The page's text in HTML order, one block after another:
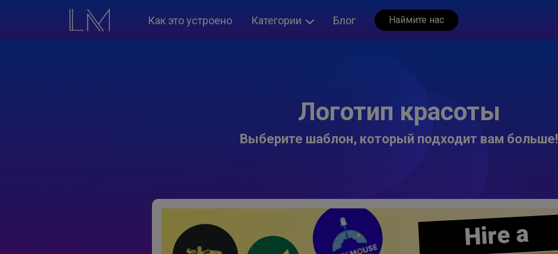
Как это устроено Категории Блог Наймите нас
Логотип красоты
Выберите шаблон, который подходит вам больше!
Hire a